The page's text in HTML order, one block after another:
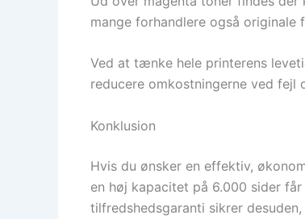
mange forhandlere også
Ved at tænke hele printerens
reducere omkostningerne ved fejl
Konklusion
Hvis du ønsker en effektiv,
en høj kapacitet på 6.000 sider
tilfredshedsgaranti sikrer